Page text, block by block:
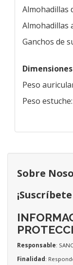
Almohadillas
Almohadillas
Ganchos de
Peso
Peso
Sobre
Responsable:
Finalidad: